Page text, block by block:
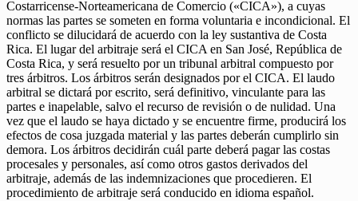
Costarricense-Norteamericana de Comercio («CICA»), a cuyas
normas las partes se someten en forma voluntaria e incondicional. El
conflicto se dilucidará de acuerdo con la ley sustantiva de Costa
Rica. El lugar del arbitraje será el CICA en San José, República de
Costa Rica, y será resuelto por un tribunal arbitral compuesto por
tres árbitros. Los árbitros serán designados por el CICA. El laudo
arbitral se dictará por escrito, será definitivo, vinculante para las
partes e inapelable, salvo el recurso de revisión o de nulidad. Una
vez que el laudo se haya dictado y se encuentre firme, producirá los
efectos de cosa juzgada material y las partes deberán cumplirlo sin
demora. Los árbitros decidirán cuál parte deberá pagar las costas
procesales y personales, así como otros gastos derivados del
arbitraje, además de las indemnizaciones que procedieren. El
procedimiento de arbitraje será conducido en idioma español.